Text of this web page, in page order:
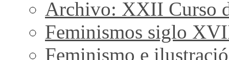
Archivo: XXII Curso
Feminismos siglo
Feminismo e